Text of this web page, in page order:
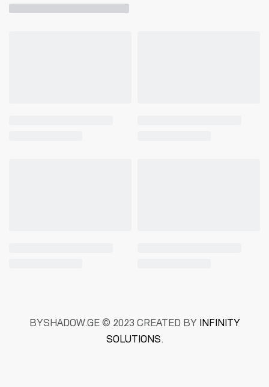
BYSHADOW.GE © 2023 CREATED BY INFINITY
SOLUTIONS.